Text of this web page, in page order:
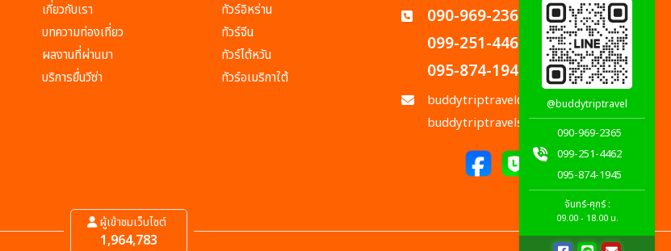
เกี่ยวกับเรา
บทความท่องเที่ยว
ผลงานที่ผ่านมา
บริการยื่นวีซ่า
ทัวร์อิหร่าน
ทัวร์จีน
ทัวร์ไต้หวัน
ทัวร์อเมริกาใต้
090-969-2365
099-251-4462
095-874-1945
buddytriptravel@gmail.com
buddytriptravels@gmail.com
ผู้เข้าชมเว็บไซต์
1,964,783
@buddytriptravel
090-969-2365
099-251-4462
095-874-1945
จันทร์-ศุกร์ :
09.00 - 18.00 น.